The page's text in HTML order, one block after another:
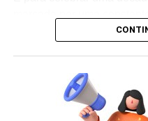
do live marketing e da
iniciativa reflete a
após uma década de
permanece sendo uma